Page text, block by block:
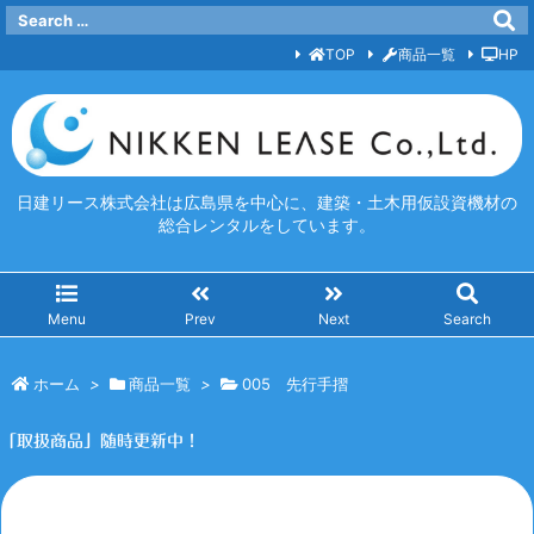
日建リース株式会社は広島県を中心に、建築・土木用仮設資機材の
総合レンタルをしています。
Menu Prev Next Search
TOP 商品一覧 HP
ホーム > 商品一覧 > 005 先行手摺
「取扱商品」随時更新中！